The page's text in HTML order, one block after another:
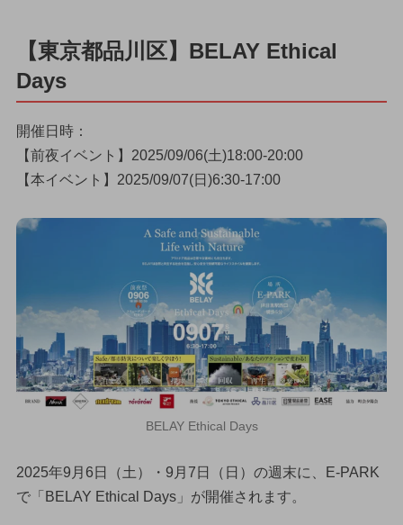
【東京都品川区】BELAY Ethical
Days
開催日時：
【前夜イベント】2025/09/06(土)18:00-20:00
【本イベント】2025/09/07(日)6:30-17:00
BELAY Ethical Days
2025年9月6日（土）・9月7日（日）の週末に、E-PARK
で「BELAY Ethical Days」が開催されます。